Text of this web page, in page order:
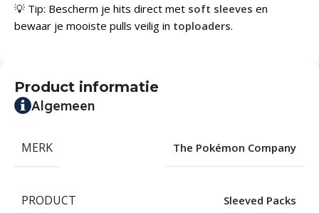
💡 Tip: Bescherm je hits direct met soft sleeves en
bewaar je mooiste pulls veilig in toploaders.
Product informatie
Algemeen
MERK The Pokémon Company
PRODUCT Sleeved Packs